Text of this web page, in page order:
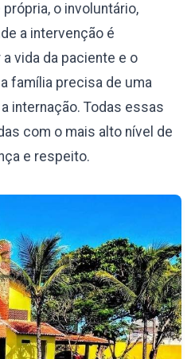
o involuntário,
a intervenção é
vida da paciente e o
família precisa de uma
internação. Todas essas
com o mais alto nível de
e respeito.